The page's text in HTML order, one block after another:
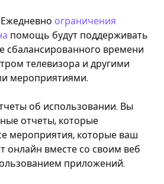
ограничения
помощь будут поддерживать
сбалансированного времени
телевизора и другими
мероприятиями.
об использовании. Вы
отчеты, которые
мероприятия, которые ваш
онлайн вместе со своим веб
приложений.